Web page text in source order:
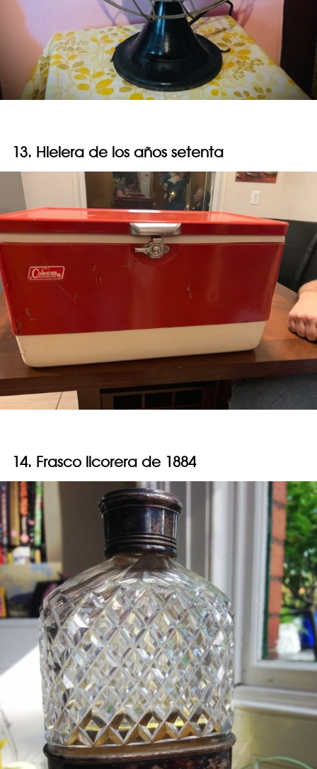
13. Hielera de los años setenta
14. Frasco licorera de 1884